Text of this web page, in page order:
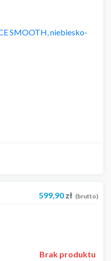
599,90 zł (brutto)
Brak produktu